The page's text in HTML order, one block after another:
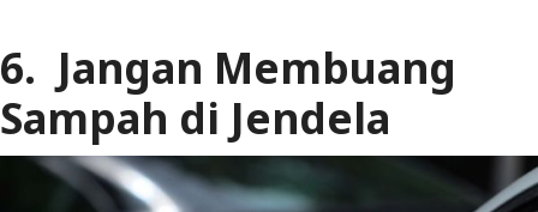
6. Jangan Membuang
Sampah di Jendela